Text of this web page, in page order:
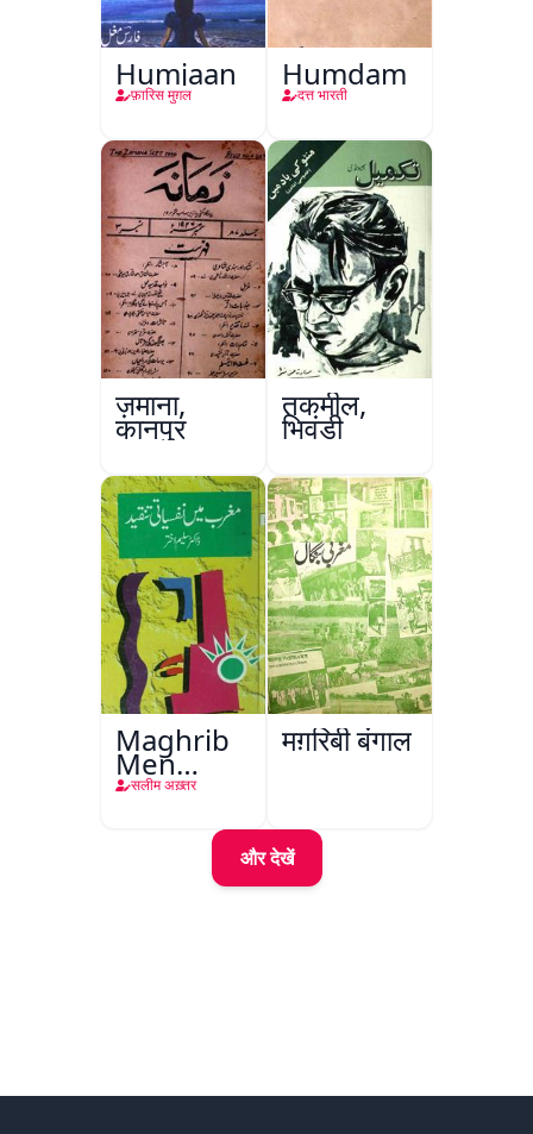
Humjaan
फ़ारिस मुग़ल
Humdam
दत्त भारती
ज़माना,
कानपुर
तकमील,
भिवंडी
Maghrib
Men
Nafsiyati
सलीम अख़्तर
मग़रिबी बंगाल
और देखें